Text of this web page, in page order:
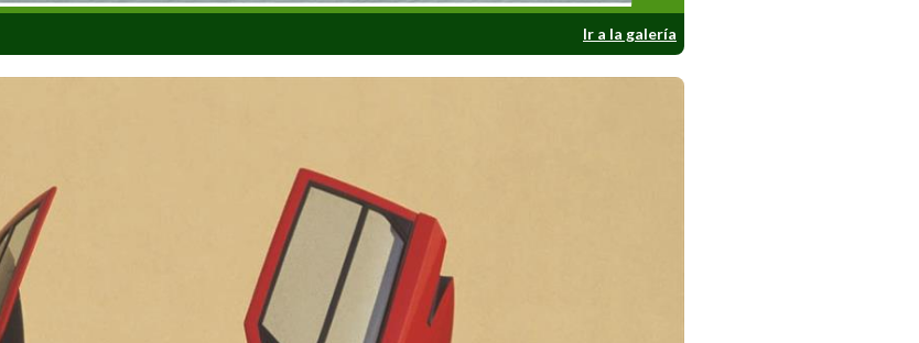
Ir a la galería